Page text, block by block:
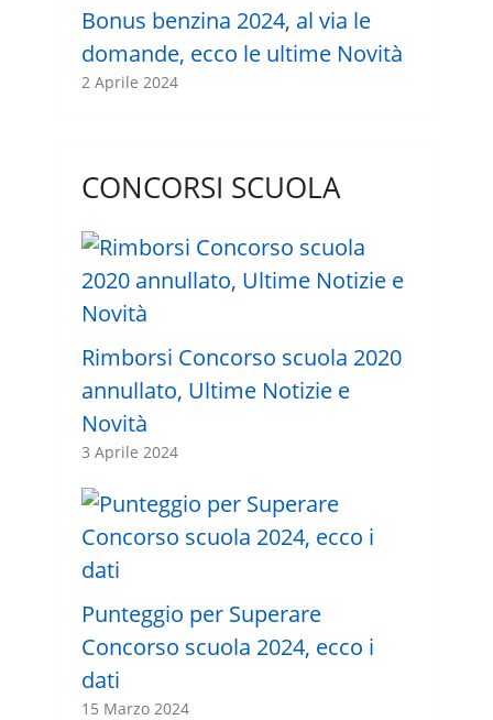
Bonus benzina 2024, al via le
domande, ecco le ultime Novità
2 Aprile 2024
CONCORSI SCUOLA
Rimborsi Concorso scuola 2020
annullato, Ultime Notizie e
Novità
3 Aprile 2024
Punteggio per Superare
Concorso scuola 2024, ecco i
dati
15 Marzo 2024